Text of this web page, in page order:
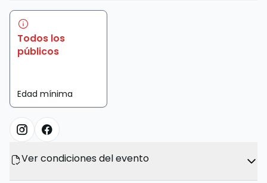
Todos los
públicos
Edad mínima
Ver condiciones del evento